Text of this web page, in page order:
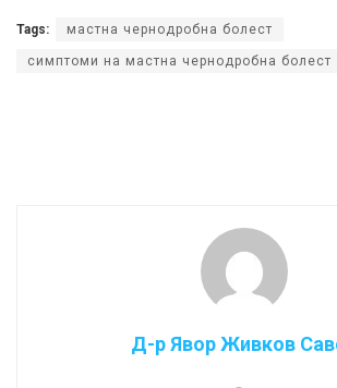
Tags: мастна чернодробна болест
симптоми на мастна чернодробна болест
Д-р Явор Живков